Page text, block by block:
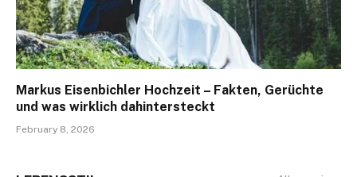
Markus Eisenbichler Hochzeit – Fakten, Gerüchte
und was wirklich dahintersteckt
February 8, 2026